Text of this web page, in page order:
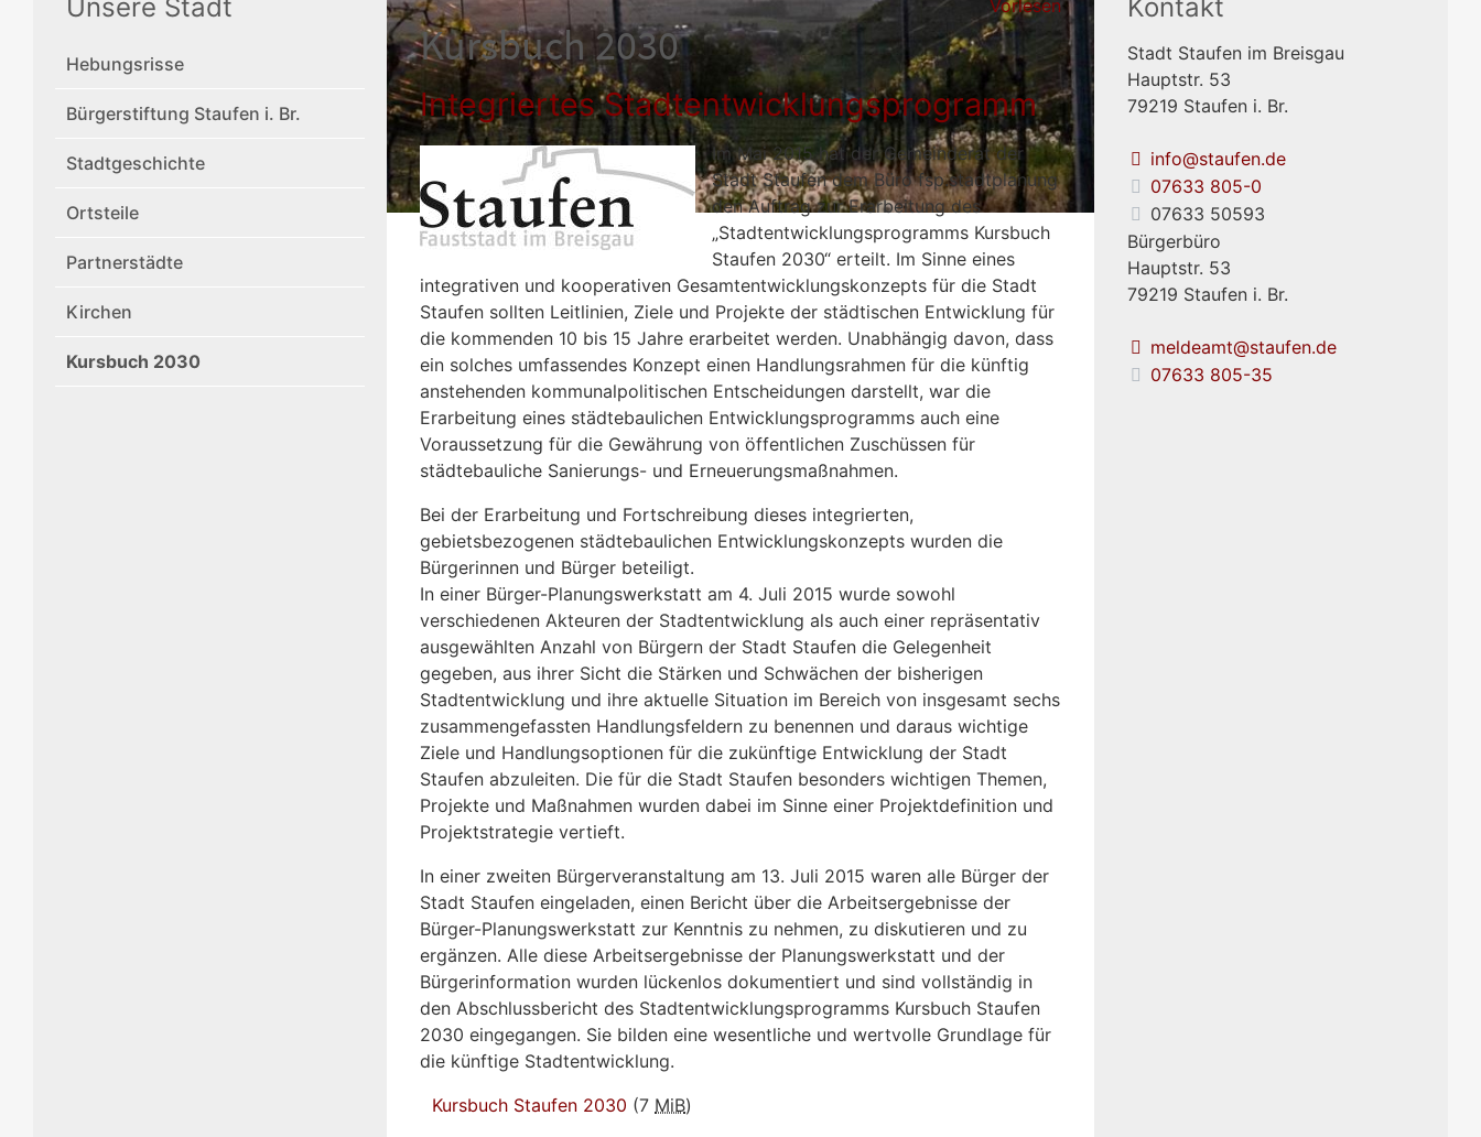
Unsere Stadt
Hebungsrisse
Bürgerstiftung Staufen i. Br.
Stadtgeschichte
Ortsteile
Partnerstädte
Kirchen
Kursbuch 2030
Vorlesen
Kursbuch 2030
Integriertes Stadtentwicklungsprogramm
Im Mai 2015 hat der Gemeinderat der
Stadt Staufen dem Büro fsp.stadtplanung
den Auftrag zur Erarbeitung des
„Stadtentwicklungsprogramms Kursbuch
Staufen 2030“ erteilt. Im Sinne eines
integrativen und kooperativen Gesamtentwicklungskonzepts für die Stadt
Staufen sollten Leitlinien, Ziele und Projekte der städtischen Entwicklung für
die kommenden 10 bis 15 Jahre erarbeitet werden. Unabhängig davon, dass
ein solches umfassendes Konzept einen Handlungsrahmen für die künftig
anstehenden kommunalpolitischen Entscheidungen darstellt, war die
Erarbeitung eines städtebaulichen Entwicklungsprogramms auch eine
Voraussetzung für die Gewährung von öffentlichen Zuschüssen für
städtebauliche Sanierungs- und Erneuerungsmaßnahmen.
Bei der Erarbeitung und Fortschreibung dieses integrierten,
gebietsbezogenen städtebaulichen Entwicklungskonzepts wurden die
Bürgerinnen und Bürger beteiligt.
In einer Bürger-Planungswerkstatt am 4. Juli 2015 wurde sowohl
verschiedenen Akteuren der Stadtentwicklung als auch einer repräsentativ
ausgewählten Anzahl von Bürgern der Stadt Staufen die Gelegenheit
gegeben, aus ihrer Sicht die Stärken und Schwächen der bisherigen
Stadtentwicklung und ihre aktuelle Situation im Bereich von insgesamt sechs
zusammengefassten Handlungsfeldern zu benennen und daraus wichtige
Ziele und Handlungsoptionen für die zukünftige Entwicklung der Stadt
Staufen abzuleiten. Die für die Stadt Staufen besonders wichtigen Themen,
Projekte und Maßnahmen wurden dabei im Sinne einer Projektdefinition und
Projektstrategie vertieft.
In einer zweiten Bürgerveranstaltung am 13. Juli 2015 waren alle Bürger der
Stadt Staufen eingeladen, einen Bericht über die Arbeitsergebnisse der
Bürger-Planungswerkstatt zur Kenntnis zu nehmen, zu diskutieren und zu
ergänzen. Alle diese Arbeitsergebnisse der Planungswerkstatt und der
Bürgerinformation wurden lückenlos dokumentiert und sind vollständig in
den Abschlussbericht des Stadtentwicklungsprogramms Kursbuch Staufen
2030 eingegangen. Sie bilden eine wesentliche und wertvolle Grundlage für
die künftige Stadtentwicklung.
Kursbuch Staufen 2030 (7 MiB)
Kontakt
Stadt Staufen im Breisgau
Hauptstr. 53
79219 Staufen i. Br.
info@staufen.de
07633 805-0
07633 50593
Bürgerbüro
Hauptstr. 53
79219 Staufen i. Br.
meldeamt@staufen.de
07633 805-35